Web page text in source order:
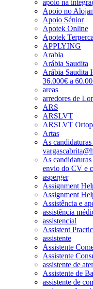
apoio na
Apoio no
Apoio Sénior
Apotek Online
Apotek
APPLYING
Arabia
Arábia Saudita
Arábia Saudita
36.000€ a
areas
arredores de
ARS
ARSLVT
ARSLVT
Artas
As
As
envio do CV e
asperger
Assignment
Assignment
Assistência e
assistência
assistencial
Assistent
assistente
Assistente
Assistente
assistente de
Assistente de
assistente de